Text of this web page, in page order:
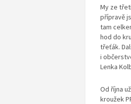
My ze
přípravě
tam
hod do
třeťák.
i
Lenka
Od října
kroužek